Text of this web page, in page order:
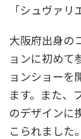
「シュヴァリ
大阪府出身の
ョンに初めて
ョンショーを
ます。​また、
のデザインに
こられました。